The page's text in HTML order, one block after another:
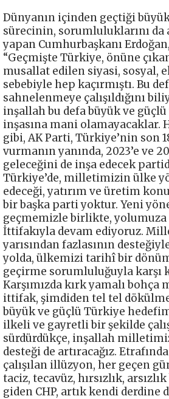
Dünyanın içinden geçtiği
sürecinin, sorumluluklarını da
yapan Cumhurbaşkanı
“Geçmişte Türkiye, önüne
musallat edilen siyasi, sosyal,
sebebiyle hep kaçırmıştı. Bu
sahnelenmeye çalışıldığını
inşallah bu defa büyük ve
inşasına mani olamayacaklar.
gibi, AK Parti, Türkiye’nin son
vurmanın yanında, 2023’e ve
geleceğini de inşa edecek
Türkiye’de, milletimizin ülke
edeceği, yatırım ve üretim
bir başka parti yoktur. Yeni
geçmemizle birlikte, yolumuza
İttifakıyla devam ediyoruz.
yarısından fazlasının
yolda, ülkemizi tarihî bir
geçirme sorumluluğuyla karşı
Karşımızda kırk yamalı
ittifak, şimdiden tel tel
büyük ve güçlü Türkiye
ilkeli ve gayretli bir şekilde
sürdürdükçe, inşallah
desteği de artıracağız.
çalışılan illüzyon, her geçen
taciz, tecavüz, hırsızlık,
giden CHP, artık kendi derdine